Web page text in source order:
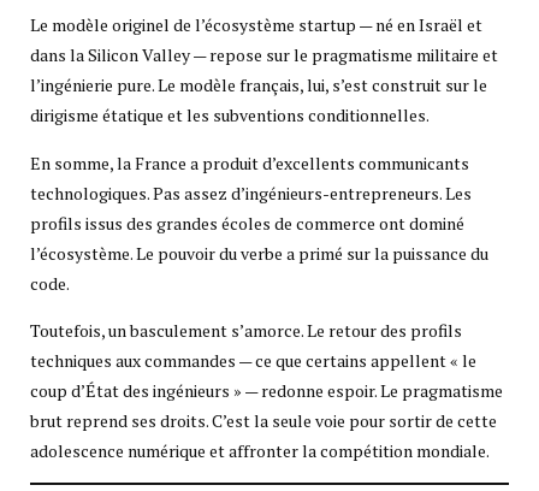
Le modèle originel de l’écosystème startup — né en Israël et
dans la Silicon Valley — repose sur le pragmatisme militaire et
l’ingénierie pure. Le modèle français, lui, s’est construit sur le
dirigisme étatique et les subventions conditionnelles.
En somme, la France a produit d’excellents communicants
technologiques. Pas assez d’ingénieurs-entrepreneurs. Les
profils issus des grandes écoles de commerce ont dominé
l’écosystème. Le pouvoir du verbe a primé sur la puissance du
code.
Toutefois, un basculement s’amorce. Le retour des profils
techniques aux commandes — ce que certains appellent « le
coup d’État des ingénieurs » — redonne espoir. Le pragmatisme
brut reprend ses droits. C’est la seule voie pour sortir de cette
adolescence numérique et affronter la compétition mondiale.